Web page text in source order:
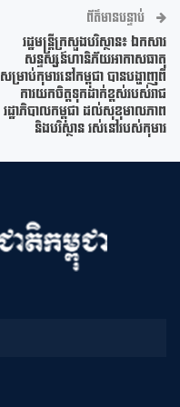
ព័ត៌មានបន្ទាប់
រដ្ឋមន្រ្តីក្រសួងបរិស្ថាន៖ ឯកសារ
សន្ទស្សន៍ហានិភ័យអាកាសធាតុ
សម្រាប់កុមារនៅកម្ពុជា បានបង្ហាញពី
ការយកចិត្តទុកដាក់ខ្ពស់របស់រាជ
រដ្ឋាភិបាលកម្ពុជា ដល់សុខុមាលភាព
និងបរិស្ថាន រស់នៅរបស់កុមារ